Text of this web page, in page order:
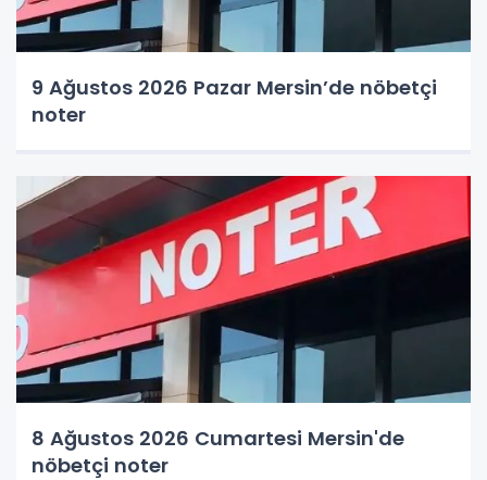
9 Ağustos 2026 Pazar Mersin’de nöbetçi
noter
8 Ağustos 2026 Cumartesi Mersin'de
nöbetçi noter